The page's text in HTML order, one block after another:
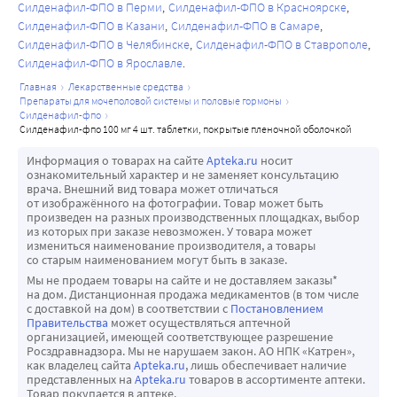
которых уже был случай НПИНЗН, имеют повышенный
риск рецидива НПИНЗН. Поэтому врачу следует обсудить
данный риск с такими пациентами, а также обсудить с
ними потенциальный шанс неблагоприятного
воздействия ингибиторов ФДЭ5. Ингибиторы ФДЭ5, в
том числе силденафил, у таких пациентов следует
ожидаемая польза перевешивает риск. У пациентов с
эпизодами развития НПИНЗН с потерей зрения в одном
глазу прием силденафила противопоказан (см. раздел
«Противопоказания»).
У небольшого числа пациентов с наследственным
пигментным ретинитом имеются генетически
детерминированные нарушения функции
фосфодиэстераз сетчатки глаза. Сведения о
безопасности применения препарата Силденафил-ФПО®
у пациентов с пигментным ретинитом отсутствуют,
поэтому у таких пациентов не следует применять
составляло 7/7 мм рт.ст., 9/5 мм рт.ст. и 8/4 мм рт.ст.,
соответственно, а в положении стоя - 6/6 мм рт.мт., 11/4
мм рт.ст. и 4/5 мм рт.ст., соответственно. Сообщается о
редких случаях развития у таких пациентов
симтоматической постуральной гипотензии,
проявлявшейся в виде головокружений (без обморока).
?-адреноблокаторы, одновременное применение
силденафила может привести к симптоматической
гипотензии.
Признаков значительного взаимодействия с
толбутамидом (250 мг) или варфарином
(40 мг), которые метаболизируются изоферментом
цитохрома CYP2D9, не выявлено.
Силденафил (100 мг) не оказывает влияния на
фармакокинетику ингибитора ВИЧ-протеазы,
саквинавира, являющегося субстратом изофермента
цитохрома CYP3А4, при его постоянном уровне в крови.
мг переносился хорошо. Не было выявлено никаких
клинически значимых изменений зрения, оцениваемых
по специальным визуальным тестам (острота зрения,
решетка Амслер, цветовое восприятие, моделирование
прохождения цвета, периметр Хэмфри и фотостресс).
Эффективность
Эффективность и безопасность силденафила оценивали
в 21 рандомизированном двойном слепом
плацебоконтролируемом исследовании
продолжительностью до 6 месяцев у 3000 пациентов в
возрасте от 19 до 87, с эректильной дисфункцией
различной этиологии (органической, психогенной или
смешанной). Эффективность препарата оценивали
глобально с использованием дневника эрекции,
международного индекса эректильной функции
(валидированный опросник о состоянии сексуальной
функции) и опроса партнера.
Эффективность силденафила, определенная как
способность достигать и поддерживать эрекцию,
(класс С по классификации Чайлд-Пью) не изучалась.
Силденафил-ФПО в Перми Силденафил-ФПО в Красноярске
Силденафил-ФПО в Казани Силденафил-ФПО в Самаре
Силденафил-ФПО в Челябинске Силденафил-ФПО в Ставрополе
Силденафил-ФПО в Ярославле
главная
лекарственные средства
препараты для мочеполовой системы и половые гормоны
силденафил-фпо
силденафил-фпо 100 мг 4 шт. таблетки, покрытые пленочной оболочкой
Информация о товарах на сайтеApteka.ru носит
ознакомительный характер и не заменяет консультацию
врача. Внешний вид товара может отличаться
от изображённого на фотографии. Товар может быть
произведен на разных производственных площадках, выбор
из которых при заказе невозможен. У товара может
измениться наименование производителя, а товары
со старым наименованием могут быть в заказе.
Мы не продаем товары на сайте и не доставляем заказы*
на дом. Дистанционная продажа медикаментов (в том числе
с доставкой на дом) в соответствии с Постановлением
Правительства может осуществляться аптечной
организацией, имеющей соответствующее разрешение
Росздравнадзора. Мы не нарушаем закон. АО НПК «Катрен»,
как владелец сайта Apteka.ru, лишь обеспечивает наличие
представленных на Apteka.ru товаров в ассортименте аптеки.
Товар покупается в аптеке.